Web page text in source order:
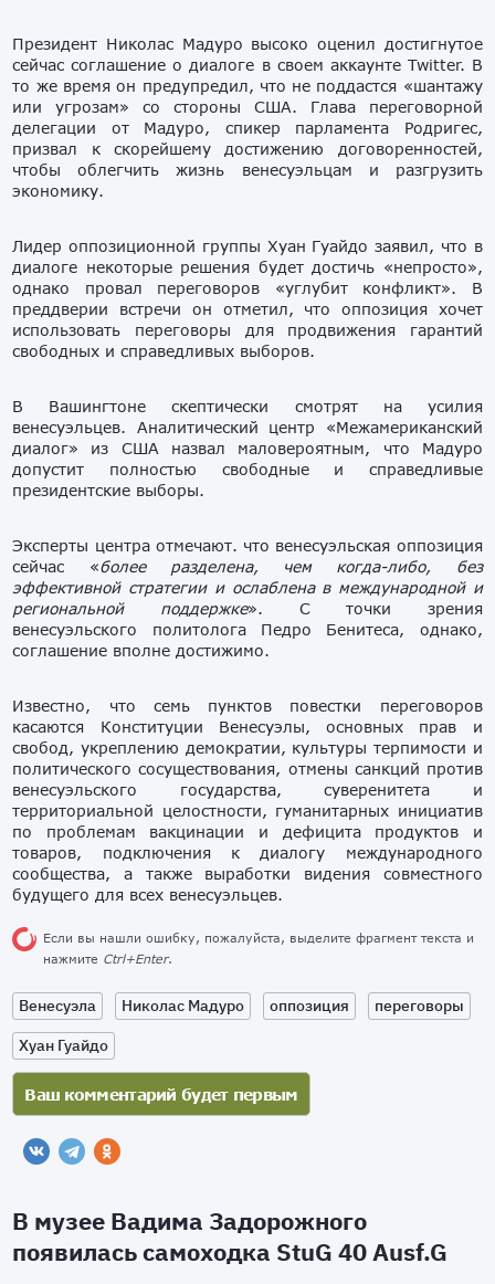
Президент Николас Мадуро высоко оценил достигнутое
сейчас соглашение о диалоге в своем аккаунте Twitter. В
то же время он предупредил, что не поддастся «шантажу
или угрозам» со стороны США. Глава переговорной
делегации от Мадуро, спикер парламента Родригес,
призвал к скорейшему достижению договоренностей,
чтобы облегчить жизнь венесуэльцам и разгрузить
экономику.
Лидер оппозиционной группы Хуан Гуайдо заявил, что в
диалоге некоторые решения будет достичь «непросто»,
однако провал переговоров «углубит конфликт». В
преддверии встречи он отметил, что оппозиция хочет
использовать переговоры для продвижения гарантий
свободных и справедливых выборов.
В Вашингтоне скептически смотрят на усилия
венесуэльцев. Аналитический центр «Межамериканский
диалог» из США назвал маловероятным, что Мадуро
допустит полностью свободные и справедливые
президентские выборы.
Эксперты центра отмечают. что венесуэльская оппозиция
сейчас «более разделена, чем когда-либо, без
эффективной стратегии и ослаблена в международной и
региональной поддержке». С точки зрения
венесуэльского политолога Педро Бенитеса, однако,
соглашение вполне достижимо.
Известно, что семь пунктов повестки переговоров
касаются Конституции Венесуэлы, основных прав и
свобод, укреплению демократии, культуры терпимости и
политического сосуществования, отмены санкций против
венесуэльского государства, суверенитета и
территориальной целостности, гуманитарных инициатив
по проблемам вакцинации и дефицита продуктов и
товаров, подключения к диалогу международного
сообщества, а также выработки видения совместного
будущего для всех венесуэльцев.
Если вы нашли ошибку, пожалуйста, выделите фрагмент текста и
нажмите Ctrl+Enter.
Венесуэла Николас Мадуро оппозиция
переговоры
Хуан Гуайдо
В музее Вадима Задорожного
появилась самоходка StuG 40 Ausf.G